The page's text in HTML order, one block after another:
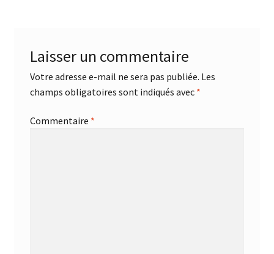
Laisser un commentaire
Votre adresse e-mail ne sera pas publiée. Les
champs obligatoires sont indiqués avec *
Commentaire *